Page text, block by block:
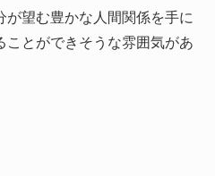
が望む豊かな人間関係を手に
ことができそうな雰囲気があ